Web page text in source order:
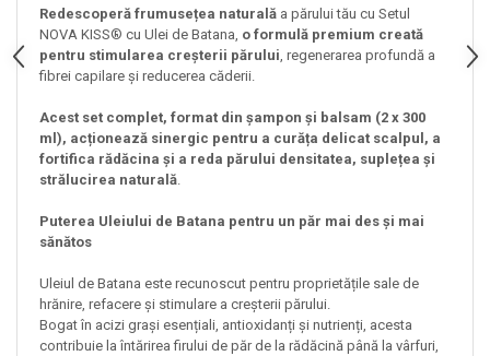
Redescoperă frumusețea naturală a părului tău cu Setul
NOVA KISS® cu Ulei de Batana, o formulă premium creată
pentru stimularea creșterii părului , regenerarea profundă a
fibrei capilare și reducerea căderii.
Acest set complet, format din șampon și balsam (2 x 300
ml), acționează sinergic pentru a curăța delicat scalpul, a
fortifica rădăcina și a reda părului densitatea, suplețea și
strălucirea naturală
Puterea Uleiului de Batana pentru un păr mai des și mai
sănătos
Uleiul de Batana este recunoscut pentru proprietățile sale de
hrănire, refacere și stimulare a creșterii părului.
Bogat în acizi grași esențiali, antioxidanți și nutrienți, acesta
contribuie la întărirea firului de păr de la rădăcină până la vârfuri,